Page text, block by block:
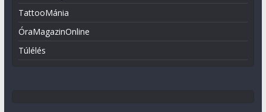
TattooMánia
ÓraMagazinOnline
Túlélés